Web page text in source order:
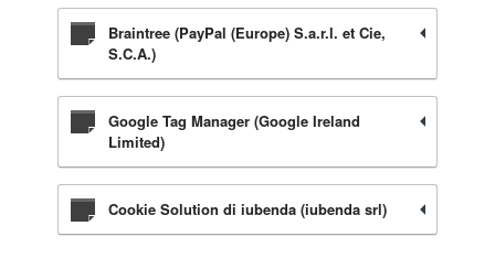
Braintree (PayPal (Europe) S.a.r.l. et Cie,
S.C.A.)
Google Tag Manager (Google Ireland
Limited)
Cookie Solution di iubenda (iubenda srl)